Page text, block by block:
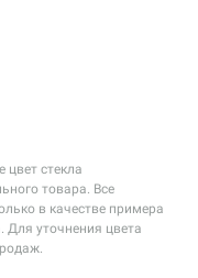
цвет стекла
товара. Все
в качестве примера
Для уточнения цвета